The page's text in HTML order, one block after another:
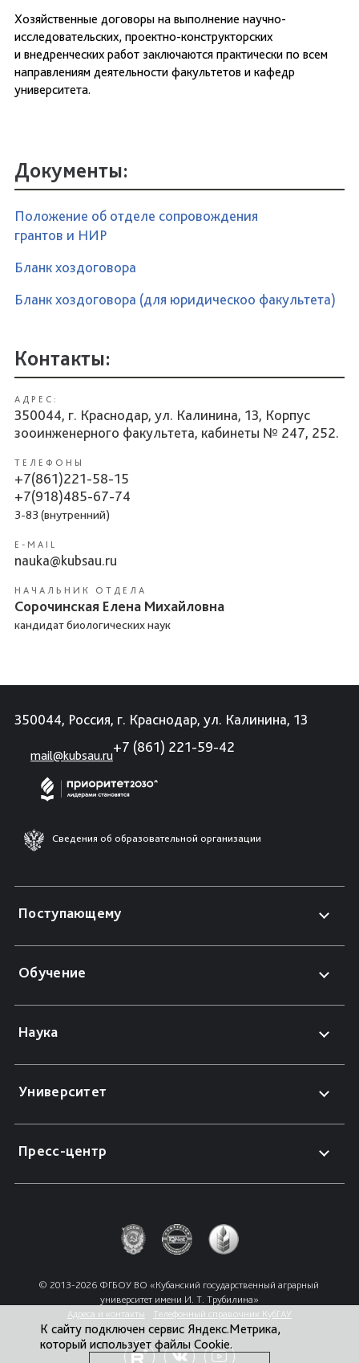
Хозяйственные договоры на выполнение научно-
исследовательских, проектно-конструкторских
и внедренческих работ заключаются практически по всем
направлениям деятельности факультетов и кафедр
университета.
Документы:
Положение об отделе сопровождения
грантов и НИР
Бланк хоздоговора
Бланк хоздоговора (для юридическоо факультета)
Контакты:
АДРЕС:
350044, г. Краснодар, ул. Калинина, 13, Корпус
зооинженерного факультета, кабинеты № 247, 252.
ТЕЛЕФОНЫ
+7(861)221-58-15
+7(918)485-67-74
3-83 (внутренний)
E-MAIL
nauka@kubsau.ru
НАЧАЛЬНИК ОТДЕЛА
Сорочинская Елена Михайловна
кандидат биологических наук
350044, Россия, г. Краснодар, ул. Калинина, 13
mail@kubsau.ru
+7 (861) 221-59-42
Сведения об образовательной организации
Поступающему
Обучение
Наука
Университет
Пресс-центр
© 2013-2026 ФГБОУ ВО «Кубанский государственный аграрный
университет имени И. Т. Трубилина»
Адреса и контакты
Телефонный справочник КубГАУ
К сайту подключен сервис Яндекс.Метрика,
который использует файлы Cookie.